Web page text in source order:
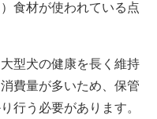
食材が使われている点
型犬の健康を長く維持
費量が多いため、保管
行う必要があります。